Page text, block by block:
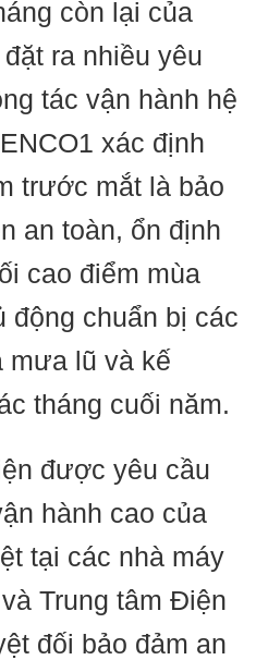
còn lại của
ra nhiều yêu
tác vận hành hệ
xác định
trước mắt là bảo
an toàn, ổn định
cao điểm mùa
động chuẩn bị các
mưa lũ và kế
tháng cuối năm.
được yêu cầu
hành cao của
tại các nhà máy
Trung tâm Điện
đối bảo đảm an